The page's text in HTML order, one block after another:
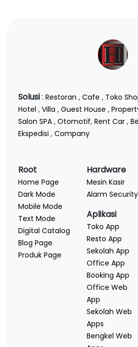
Solusi: Restoran , Cafe , Toko
Hotel , Villa , Guest House ,
Salon SPA , Otomotif, Rent Car ,
Ekspedisi , Company
Root
Home Page
Dark Mode
Mobile Mode
Text Mode
Digital Catalog
Blog Page
Produk Page
Hardware
Mesin Kasir
Alarm Security
Aplikasi
Toko App
Resto App
Sekolah App
Office App
Booking App
Office Web
App
Sekolah Web
Apps
Bengkel Web